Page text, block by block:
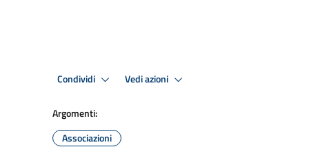
Condividi Vedi azioni
Argomenti:
Associazioni